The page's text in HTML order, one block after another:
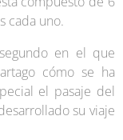
cada uno.
en el que
cómo se ha
el pasaje del
su viaje